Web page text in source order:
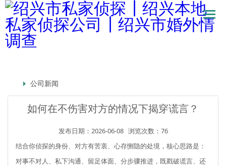
公司新闻
如何在不伤害对方的情况下揭穿谎言？
发布日期：2026-06-08 浏览次数：76
结合你侦探的身份、对方有苦衷、心存恻隐的处境，核心思路是：
对事不对人、私下沟通、留足体面、分步骤推进 ，既戳破谎言、还